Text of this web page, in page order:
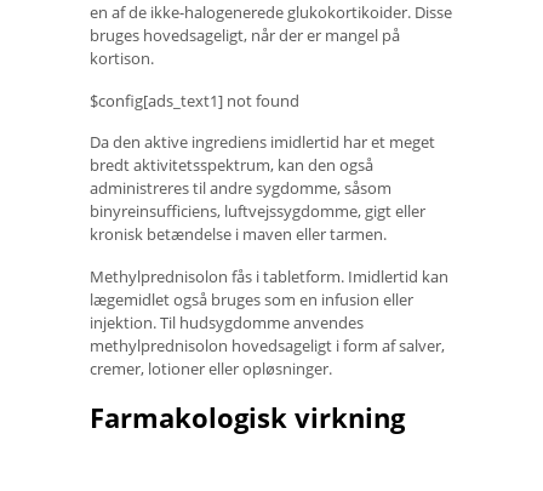
en af ​​de ikke-halogenerede glukokortikoider. Disse
bruges hovedsageligt, når der er mangel på
kortison.
$config[ads_text1] not found
Da den aktive ingrediens imidlertid har et meget
bredt aktivitetsspektrum, kan den også
administreres til andre sygdomme, såsom
binyreinsufficiens, luftvejssygdomme, gigt eller
kronisk betændelse i maven eller tarmen.
Methylprednisolon fås i tabletform. Imidlertid kan
lægemidlet også bruges som en infusion eller
injektion. Til hudsygdomme anvendes
methylprednisolon hovedsageligt i form af salver,
cremer, lotioner eller opløsninger.
Farmakologisk virkning